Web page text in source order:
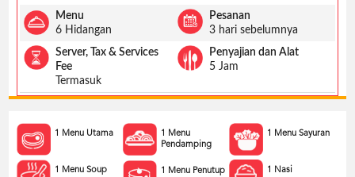
CATERERS
TERMS
CALL
CENTER
021
5091
3494
Menu
6 Hidangan
Pesanan
3 hari sebelumnya
Server, Tax & Services
Fee
Termasuk
Penyajian dan Alat
5 Jam
1 Menu Utama
1 Menu
Pendamping
1 Menu Sayuran
1 Menu Soup 1 Menu Penutup 1 Nasi